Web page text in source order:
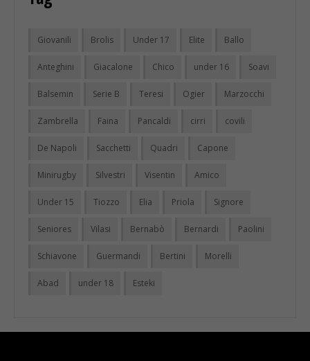
Giovanili Brolis Under 17 Elite Ballo
Anteghini Giacalone Chico under 16 Soavi
Balsemin Serie B Teresi Ogier Marzocchi
Zambrella Faina Pancaldi cirri covili
De Napoli Sacchetti Quadri Capone
Minirugby Silvestri Visentin Amico
Under 15 Tiozzo Elia Priola Signore
Seniores Vilasi Bernabò Bernardi Paolini
Schiavone Guermandi Bertini Morelli
Abad under 18 Esteki